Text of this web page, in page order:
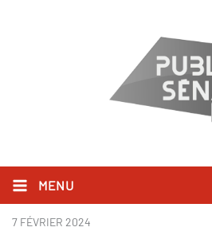
MENU
Joël Mergui.png
7 FÉVRIER 2024